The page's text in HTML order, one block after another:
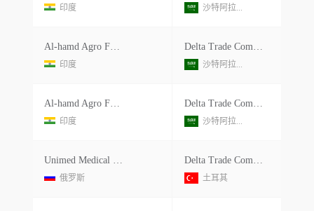
印度 沙特阿拉...
Al-hamd Agro Food Products Private Limited
印度
Delta Trade Company
沙特阿拉...
Al-hamd Agro Food Products Private Limited
印度
Delta Trade Company
沙特阿拉...
Unimed Medical Supplies Inc.
俄罗斯
Delta Trade Company Service Sağlik Anonim Şirketi
土耳其